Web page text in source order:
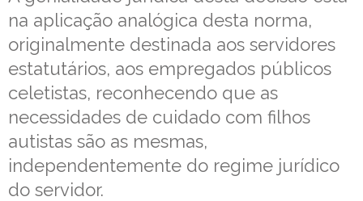
na aplicação analógica desta norma,
originalmente destinada aos servidores
estatutários, aos empregados públicos
celetistas, reconhecendo que as
necessidades de cuidado com filhos
autistas são as mesmas,
independentemente do regime jurídico
do servidor.